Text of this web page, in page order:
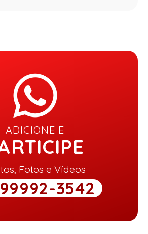
ADICIONE E
Fotos e Vídeos
3542